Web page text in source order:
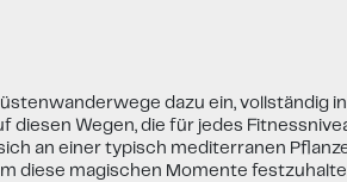
dazu ein, vollständig
Wegen, die für jedes
an einer typisch mediterranen
diese magischen Momente